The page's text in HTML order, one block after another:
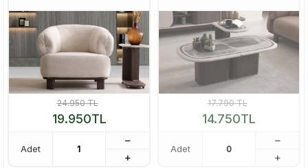
24.950TL
19.950TL
Adet
17.790TL
14.750TL
Adet